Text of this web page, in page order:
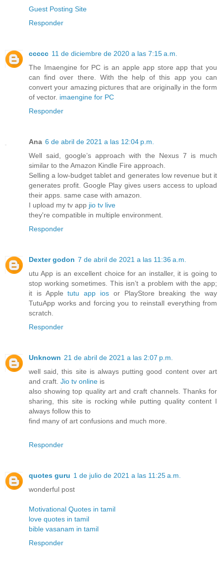
Guest Posting Site
Responder
ccccc 11 de diciembre de 2020 a las 7:15 a.m.
The Imaengine for PC is an apple app store app that you
can find over there. With the help of this app you can
convert your amazing pictures that are originally in the form
of vector. imaengine for PC
Responder
Ana 6 de abril de 2021 a las 12:04 p.m.
Well said, google’s approach with the Nexus 7 is much
similar to the Amazon Kindle Fire approach.
Selling a low-budget tablet and generates low revenue but it
generates profit. Google Play gives users access to upload
their apps. same case with amazon.
I upload my tv app jio tv live
they're compatible in multiple environment.
Responder
Dexter godon 7 de abril de 2021 a las 11:36 a.m.
utu App is an excellent choice for an installer, it is going to
stop working sometimes. This isn’t a problem with the app;
it is Appletutu app ios or PlayStore breaking the way
TutuApp works and forcing you to reinstall everything from
scratch.
Responder
Unknown 21 de abril de 2021 a las 2:07 p.m.
well said, this site is always putting good content over art
and craft. Jio tv online is
also showing top quality art and craft channels. Thanks for
sharing, this site is rocking while putting quality content I
always follow this to
find many of art confusions and much more.
Responder
quotes guru 1 de julio de 2021 a las 11:25 a.m.
wonderful post
Motivational Quotes in tamil
love quotes in tamil
bible vasanam in tamil
Responder